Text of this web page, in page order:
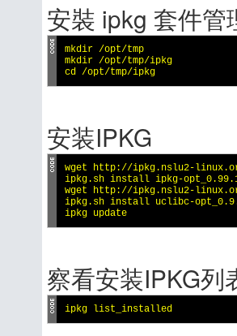
安裝 ipkg 套件管
mkdir /opt/tmp
mkdir /opt/tmp/ipkg
cd /opt/tmp/ipkg
安装IPKG
wget http://ipkg.nslu2-
ipkg.sh install ipkg-
wget http://ipkg.nslu2-
ipkg.sh install uclibc-
ipkg update
察看安装IPKG列
ipkg list_installed